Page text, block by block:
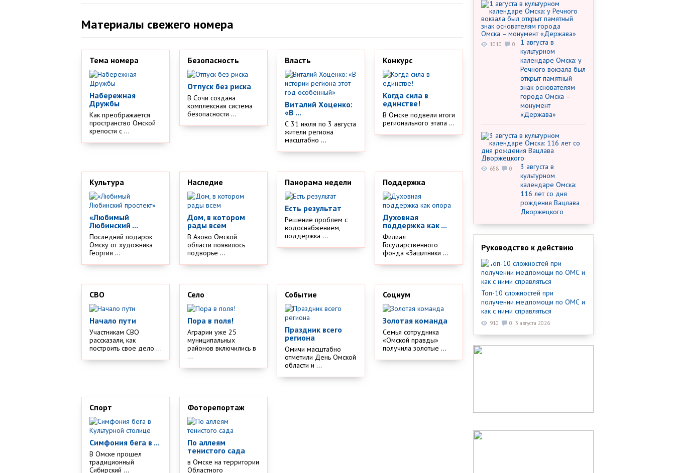
Материалы свежего номера
Тема номера
Набережная
Дружбы
Как преображается
пространство Омской
крепости с ...
Безопасность
Отпуск без риска
В Сочи создана
комплексная система
безопасности ...
Власть
Виталий Хоценко:
«В ...
С 31 июля по 3 августа
жители региона
масштабно ...
Конкурс
Когда сила в
единстве!
В Омске подвели итоги
регионального этапа ...
Культура
«Любимый
Любинский ...
Последний подарок
Омску от художника
Георгия ...
Наследие
Дом, в котором
рады всем
В Азово Омской
области появилось
подворье ...
Панорама недели
Есть результат
Решение проблем с
водоснабжением,
поддержка ...
Поддержка
Духовная
поддержка как ...
Филиал
Государственного
фонда «Защитники ...
СВО
Начало пути
Участникам СВО
рассказали, как
построить свое дело ...
Село
Пора в поля!
Аграрии уже 25
муниципальных
районов включились в
...
Событие
Праздник всего
региона
Омичи масштабно
отметили День Омской
области и ...
Социум
Золотая команда
Семья сотрудника
«Омской правды»
получила золотые ...
Спорт
Симфония бега в ...
В Омске прошел
традиционный
Сибирский ...
Фоторепортаж
По аллеям
тенистого сада
в Омске на территории
Областного
1 августа в
культурном
календаре Омска: у
Речного вокзала был
открыт памятный
знак основателям
города Омска –
монумент
«Держава»
1010 0
3 августа в
культурном
календаре Омска:
116 лет со дня
рождения Вацлава
Дворжецкого
658 0
Руководство к действию
Топ-10 сложностей при
получении медпомощи по ОМС и
как с ними справляться
910 0 3 августа 2026